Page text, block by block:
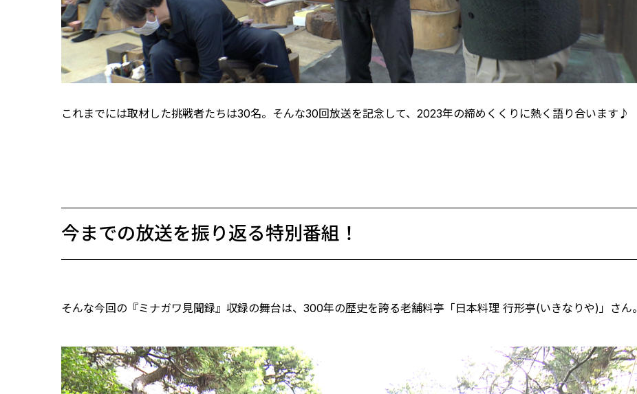
これまでには取材した挑戦者たちは30名。そんな30回放送を記念して、2023年の締めくくりに熱く語り合います♪
今までの放送を振り返る特別番組！
そんな今回の『ミナガワ見聞録』収録の舞台は、300年の歴史を誇る老舗料亭「日本料理 行形亭(いきなりや)」さん。